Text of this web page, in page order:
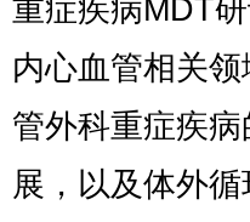
重症疾病MDT
内心血管相关
管外科重症疾
展，以及体外